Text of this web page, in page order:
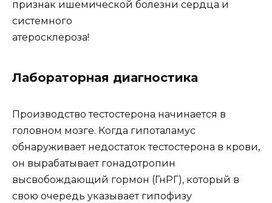
признак ишемической болезни сердца и
системного
атеросклероза!
Лабораторная диагностика
Производство тестостерона начинается в
головном мозге. Когда гипоталамус
обнаруживает недостаток тестостерона в крови,
он вырабатывает гонадотропин
высвобождающий гормон (ГнРГ), который в
свою очередь указывает гипофизу